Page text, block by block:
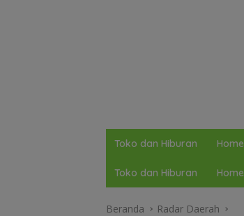
Toko dan Hiburan Home
Toko dan Hiburan Home
Beranda Radar Daerah